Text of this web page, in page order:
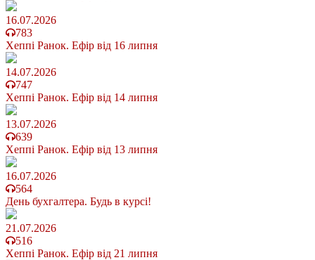
16.07.2026
783
Хеппі Ранок. Ефір від 16 липня
14.07.2026
747
Хеппі Ранок. Ефір від 14 липня
13.07.2026
639
Хеппі Ранок. Ефір від 13 липня
16.07.2026
564
День бухгалтера. Будь в курсі!
21.07.2026
516
Хеппі Ранок. Ефір від 21 липня